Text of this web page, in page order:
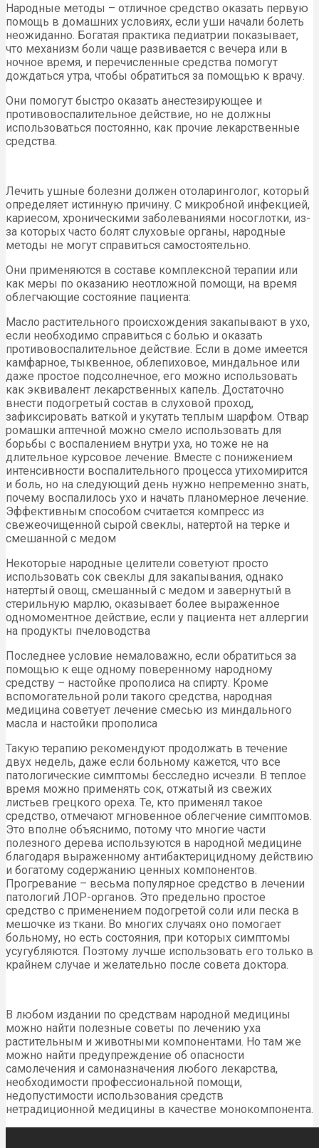
Народные методы – отличное средство оказать первую
помощь в домашних условиях, если уши начали болеть
неожиданно. Богатая практика педиатрии показывает,
что механизм боли чаще развивается с вечера или в
ночное время, и перечисленные средства помогут
дождаться утра, чтобы обратиться за помощью к врачу.
Они помогут быстро оказать анестезирующее и
противовоспалительное действие, но не должны
использоваться постоянно, как прочие лекарственные
средства.
Лечить ушные болезни должен отоларинголог, который
определяет истинную причину. С микробной инфекцией,
кариесом, хроническими заболеваниями носоглотки, из-
за которых часто болят слуховые органы, народные
методы не могут справиться самостоятельно.
Они применяются в составе комплексной терапии или
как меры по оказанию неотложной помощи, на время
облегчающие состояние пациента:
Масло растительного происхождения закапывают в ухо,
если необходимо справиться с болью и оказать
противовоспалительное действие. Если в доме имеется
камфарное, тыквенное, облепиховое, миндальное или
даже простое подсолнечное, его можно использовать
как эквивалент лекарственных капель. Достаточно
внести подогретый состав в слуховой проход,
зафиксировать ваткой и укутать теплым шарфом. Отвар
ромашки аптечной можно смело использовать для
борьбы с воспалением внутри уха, но тоже не на
длительное курсовое лечение. Вместе с понижением
интенсивности воспалительного процесса утихомирится
и боль, но на следующий день нужно непременно знать,
почему воспалилось ухо и начать планомерное лечение.
Эффективным способом считается компресс из
свежеочищенной сырой свеклы, натертой на терке и
смешанной с медом
Некоторые народные целители советуют просто
использовать сок свеклы для закапывания, однако
натертый овощ, смешанный с медом и завернутый в
стерильную марлю, оказывает более выраженное
одномоментное действие, если у пациента нет аллергии
на продукты пчеловодства
Последнее условие немаловажно, если обратиться за
помощью к еще одному поверенному народному
средству – настойке прополиса на спирту. Кроме
вспомогательной роли такого средства, народная
медицина советует лечение смесью из миндального
масла и настойки прополиса
Такую терапию рекомендуют продолжать в течение
двух недель, даже если больному кажется, что все
патологические симптомы бесследно исчезли. В теплое
время можно применять сок, отжатый из свежих
листьев грецкого ореха. Те, кто применял такое
средство, отмечают мгновенное облегчение симптомов.
Это вполне объяснимо, потому что многие части
полезного дерева используются в народной медицине
благодаря выраженному антибактерицидному действию
и богатому содержанию ценных компонентов.
Прогревание – весьма популярное средство в лечении
патологий ЛОР-органов. Это предельно простое
средство с применением подогретой соли или песка в
мешочке из ткани. Во многих случаях оно помогает
больному, но есть состояния, при которых симптомы
усугубляются. Поэтому лучше использовать его только в
крайнем случае и желательно после совета доктора.
В любом издании по средствам народной медицины
можно найти полезные советы по лечению уха
растительным и животными компонентами. Но там же
можно найти предупреждение об опасности
самолечения и самоназначения любого лекарства,
необходимости профессиональной помощи,
недопустимости использования средств
нетрадиционной медицины в качестве монокомпонента.